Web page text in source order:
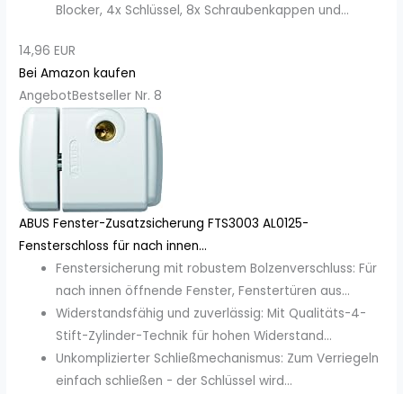
Blocker, 4x Schlüssel, 8x Schraubenkappen und...
14,96 EUR
Bei Amazon kaufen
AngebotBestseller Nr. 8
ABUS Fenster-Zusatzsicherung FTS3003 AL0125-
Fensterschloss für nach innen...
Fenstersicherung mit robustem Bolzenverschluss: Für
nach innen öffnende Fenster, Fenstertüren aus...
Widerstandsfähig und zuverlässig: Mit Qualitäts-4-
Stift-Zylinder-Technik für hohen Widerstand...
Unkomplizierter Schließmechanismus: Zum Verriegeln
einfach schließen - der Schlüssel wird...